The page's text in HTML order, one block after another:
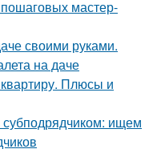
мастер-
своими руками.
на даче
Плюсы и
субподрядчиком: ищем